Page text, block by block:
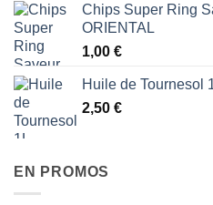
Chips Super Ring
ORIENTAL
1,00 €
Huile de Tournesol
2,50 €
EN PROMOS